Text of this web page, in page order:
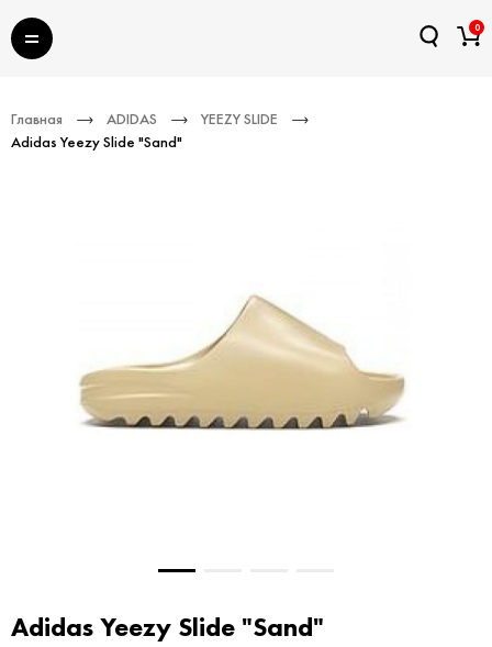
0
Главная ADIDAS
YEEZY SLIDE
Adidas Yeezy Slide "Sand"
Adidas Yeezy Slide "Sand"